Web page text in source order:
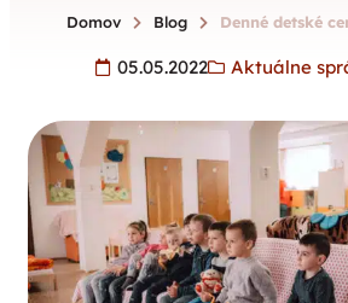
Domov Blog Denné detské
05.05.2022 Aktuálne